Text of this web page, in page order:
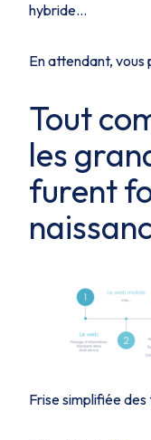
hybride…
En attendant,
Tout
les
furent
Frise simplifiée